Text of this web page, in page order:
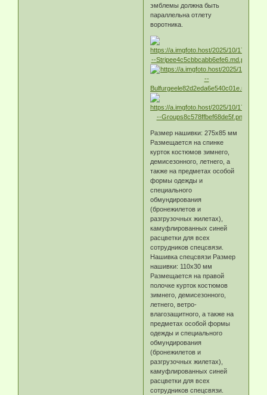
эмблемы должна быть
параллельна отлету
воротника.
Размер нашивки: 275х85 мм
Размещается на спинке
курток костюмов зимнего,
демисезонного, летнего, а
также на предметах особой
формы одежды и
специального
обмундирования
(бронежилетов и
разгрузочных жилетах),
камуфлированных синей
расцветки для всех
сотрудников спецсвязи.
Нашивка спецсвязи Размер
нашивки: 110х30 мм
Размещается на правой
полочке курток костюмов
зимнего, демисезонного,
летнего, ветро-
влагозащитного, а также на
предметах особой формы
одежды и специального
обмундирования
(бронежилетов и
разгрузочных жилетах),
камуфлированных синей
расцветки для всех
сотрудников спецсвязи.